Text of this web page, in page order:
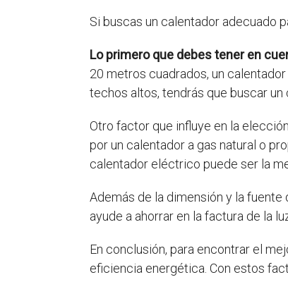
Si buscas un calentador adecuado
Lo primero que debes tener en
20 metros cuadrados, un
techos altos, tendrás que buscar un
Otro factor que influye en la
por un calentador a gas natural o
calentador eléctrico puede ser la
Además de la dimensión y la
ayude a ahorrar en la factura de la
En conclusión, para encontrar el
eficiencia energética. Con estos